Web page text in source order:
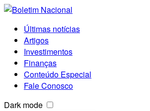
Últimas notícias
Artigos
Investimentos
Finanças
Conteúdo Especial
Fale Conosco
Dark mode